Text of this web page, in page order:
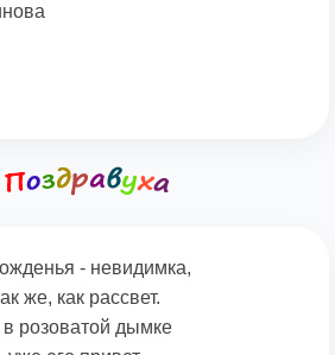
- невидимка,
же, как рассвет.
розоватой дымке